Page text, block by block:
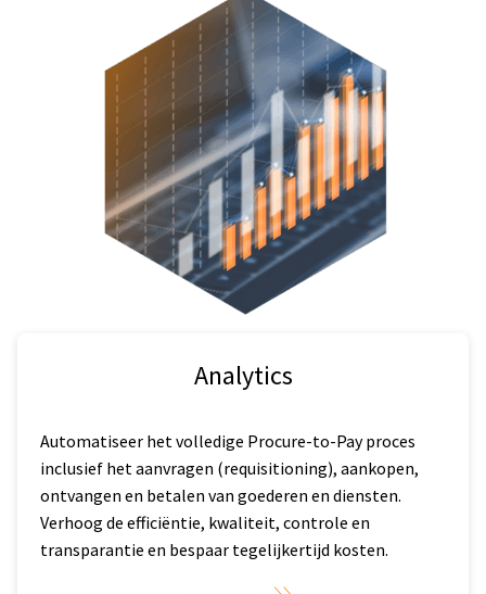
Analytics
Automatiseer het volledige Procure-to-Pay proces
inclusief het aanvragen (requisitioning), aankopen,
ontvangen en betalen van goederen en diensten.
Verhoog de efficiëntie, kwaliteit, controle en
transparantie en bespaar tegelijkertijd kosten.